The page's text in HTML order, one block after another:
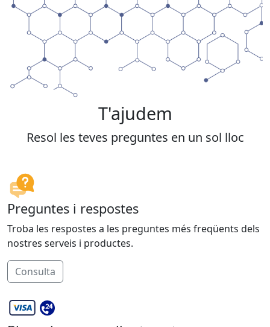
T'ajudem
Resol les teves preguntes en un sol lloc
Preguntes i respostes
Troba les respostes a les preguntes més freqüents dels
nostres serveis i productes.
Consulta